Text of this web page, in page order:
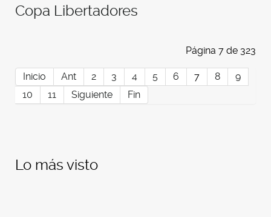
Copa Libertadores
Página 7 de 323
Inicio Ant 2 3 4 5 6 7 8
9
10
11 Siguiente Fin
Lo más visto